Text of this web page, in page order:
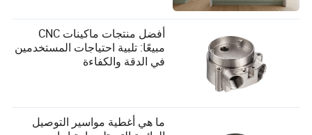
أفضل منتجات ماكينات CNC
مبيعًا: تلبية احتياجات المستخدمين
في الدقة والكفاءة
ما هي أغطية مواسير التوصيل